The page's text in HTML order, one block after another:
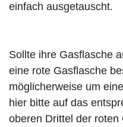
einfach ausgetauscht.
Sollte ihre Gasflasche
eine rote Gasflasche
möglicherweise um
hier bitte auf das
oberen Drittel der